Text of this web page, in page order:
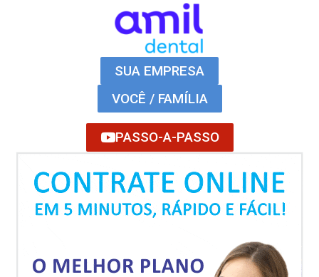
SUA EMPRESA
VOCÊ / FAMÍLIA
PASSO-A-PASSO